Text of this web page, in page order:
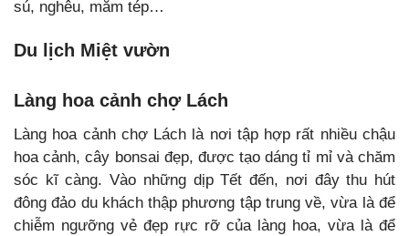
sú, nghêu, mắm tép…
Du lịch Miệt vườn
Làng hoa cảnh chợ Lách
Làng hoa cảnh chợ Lách là nơi tập hợp rất nhiều chậu
hoa cảnh, cây bonsai đẹp, được tạo dáng tỉ mỉ và chăm
sóc kĩ càng. Vào những dịp Tết đến, nơi đây thu hút
đông đảo du khách thập phương tập trung về, vừa là để
chiễm ngưỡng vẻ đẹp rực rỡ của làng hoa, vừa là để